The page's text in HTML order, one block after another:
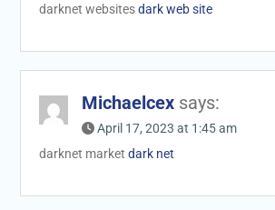
darknet websitesdark web site
Michaelcex says:
April 17, 2023 at 1:45 am
darknet market dark net